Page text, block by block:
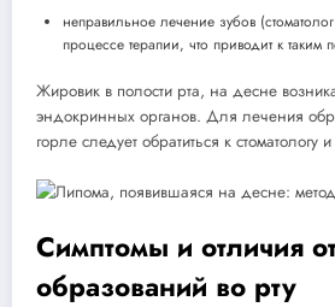
неправильное лечение зубов
процессе терапии, что приводит к таким
Жировик в полости рта, на десне
эндокринных органов. Для лечения
горле следует обратиться к стоматологу
Симптомы и отличия
образований во рту